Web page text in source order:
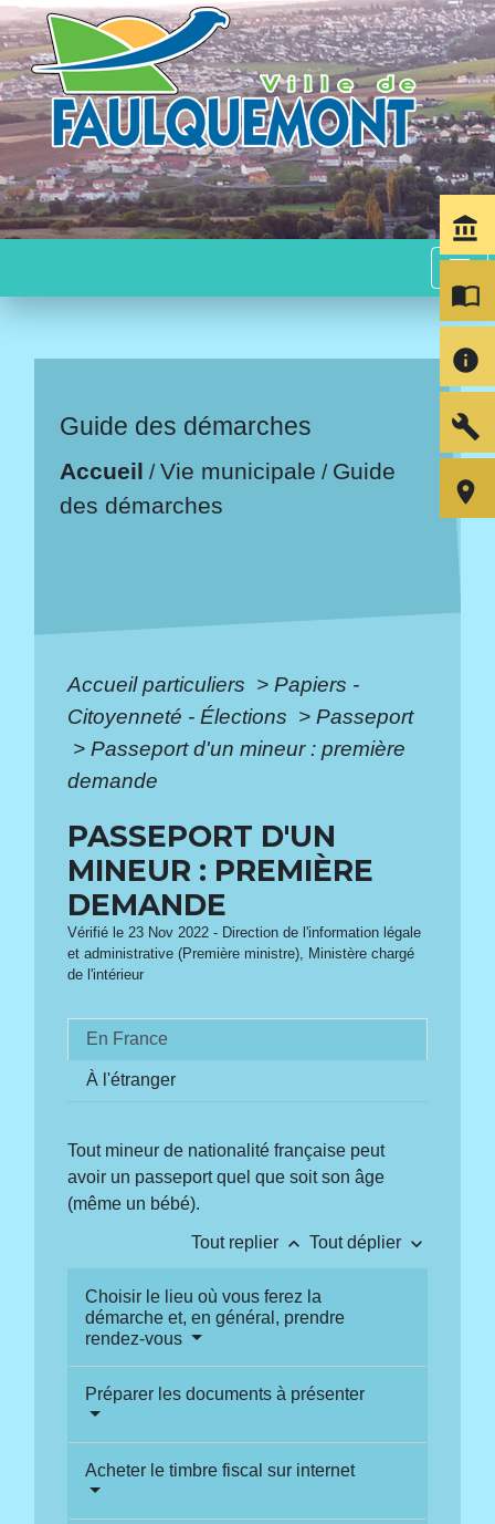
menu
Guide des démarches
Accueil /Vie municipale / Guide
des démarches
Accueil particuliers > Papiers -
Citoyenneté - Élections > Passeport
> Passeport d'un mineur : première
demande
PASSEPORT D'UN
MINEUR : PREMIÈRE
DEMANDE
Vérifié le 23 Nov 2022 - Direction de l'information légale
et administrative (Première ministre), Ministère chargé
de l'intérieur
En France
À l'étranger
Tout mineur de nationalité française peut
avoir un passeport quel que soit son âge
(même un bébé).
Tout replier keyboard_arrow_up Tout déplier keyboard_arrow_down
Choisir le lieu où vous ferez la
démarche et, en général, prendre
rendez-vous
Préparer les documents à présenter
Acheter le timbre fiscal sur internet
account_balance
import_contacts
info
build
room